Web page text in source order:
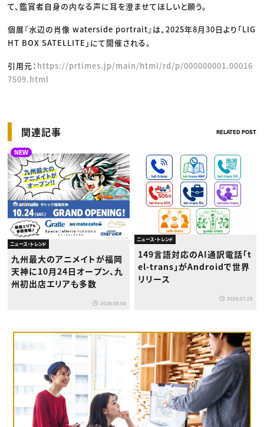
て、鑑賞者自身の内なる声に耳を澄ませてほしいと願う。
個展『水辺の肖像 waterside portrait』は、2025年8月30日より「LIG
HT BOX SATELLITE」にて開催される。
引用元： https://prtimes.jp/main/html/rd/p/000000001.00016
7509.html
関連記事 RELATED POST
NEW
ニュース・トレンド
九州最大のアニメイトが福岡
天神に10月24日オープン、九
州初出店エリアも多数
2026.08.04
ニュース・トレンド
149言語対応のAI通訳電話「t
el-trans」がAndroidで世界
リリース
2026.07.29